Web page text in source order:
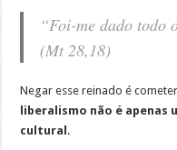
“Foi-me dado todo
(Mt 28,18)
Negar esse reinado é
liberalismo não é apenas
cultural .